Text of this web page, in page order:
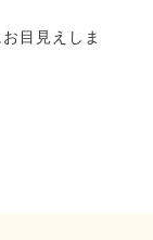
目見えしま